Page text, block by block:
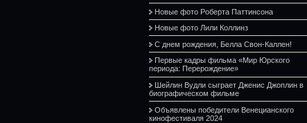
Новые фото Роберта Паттинсона
Новые фото Лили Коллинз
С днем рождения, Белла Свон-Каллен!
Первые кадры фильма «Мир Юрского
периода: Перерождение»
Шейлин Вудли сыграет Дженис Джоплин в
биографическом фильме
Объявлены победители Венецианского
кинофестиваля 2024